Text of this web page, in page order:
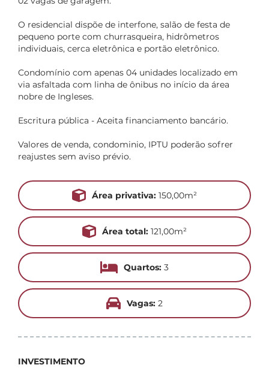
O residencial dispõe de interfone, salão de festa de
pequeno porte com churrasqueira, hidrômetros
individuais, cerca eletrônica e portão eletrônico.
Condomínio com apenas 04 unidades localizado em
via asfaltada com linha de ônibus no início da área
nobre de Ingleses.
Escritura pública - Aceita financiamento bancário.
Valores de venda, condominio, IPTU poderão sofrer
reajustes sem aviso prévio.
Área privativa: 150,00m²
Área total: 121,00m²
Quartos:3
Vagas:2
INVESTIMENTO